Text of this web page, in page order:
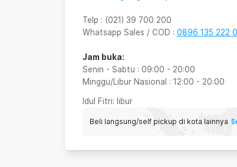
Telp : (021) 39 700 200
Whatsapp Sales / COD : 0896 135 222
Jam buka:
Senin - Sabtu : 09:00 - 20:00
Minggu/Libur Nasional : 12:00 - 20:00
Idul Fitri: libur
Beli langsung/self pickup di kota lainnya